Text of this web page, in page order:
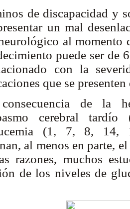
de discapacidad y
un mal
al
puede ser de
con la
que se
de la
cerebral
(1, 7, 8, 14,
al menos en parte,
razones, muchos
de los niveles de